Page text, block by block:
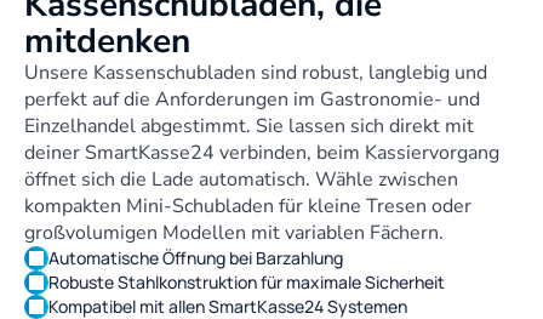
mitdenken
Unsere Kassenschubladen sind robust, langlebig und
perfekt auf die Anforderungen im Gastronomie- und
Einzelhandel abgestimmt. Sie lassen sich direkt mit
deiner SmartKasse24 verbinden, beim Kassiervorgang
öffnet sich die Lade automatisch. Wähle zwischen
kompakten Mini-Schubladen für kleine Tresen oder
großvolumigen Modellen mit variablen Fächern.
Automatische Öffnung bei Barzahlung
Robuste Stahlkonstruktion für maximale Sicherheit
Kompatibel mit allen SmartKasse24 Systemen